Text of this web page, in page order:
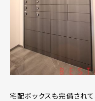
宅配ボックスも完備され